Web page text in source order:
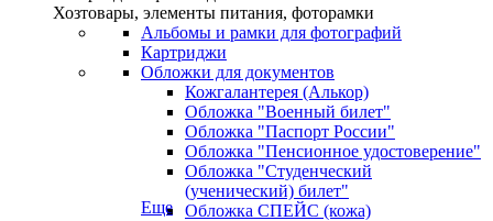
Хозтовары, элементы питания, фоторамки
Альбомы и рамки для фотографий
Картриджи
Обложки для документов
Кожгалантерея (Алькор)
Обложка "Военный билет"
Обложка "Паспорт России"
Обложка "Пенсионное удостоверение"
Обложка "Студенческий
(ученический) билет"
Обложка СПЕЙС (кожа)
Еще